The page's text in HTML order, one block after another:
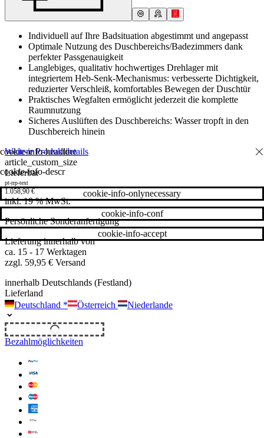
Individuell auf Ihre Badsituation abgestimmt und angepasst
Optimale Nutzung des Duschbereichs/Badezimmers dank
perfekter Passgenauigkeit
Langlebiges, qualitativ hochwertiges Drehlager mit
integriertem Heb-Senk-Mechanismus: verbesserte Dichtigkeit,
reduzierter Verschleiß, komfortables Bewegen der Duschtür
Praktisches Wegfalten ermöglicht jederzeit die komplette
Raumnutzung
Sicheres Auslüften des Duschbereichs: Wasser tropft in den
Duschbereich hinein
Weitere Produktdetails
article_custom_size
Lieferbar
pt-rrp-text
1.058,90€
inkl. 19 % MwSt.
Persönliche Sonderanfertigung
Lieferung innerhalb von
ca. 15 - 17 Werktagen
zzgl. 59,95 € Versand
innerhalb Deutschlands (Festland)
Lieferland
Deutschland * Österreich Niederlande
Unverbindliches Angebot
Bezahlmöglichkeiten
cookie-info-descr
cookie-info-accept
cookie-info-conf
cookie-info-onlynecessary